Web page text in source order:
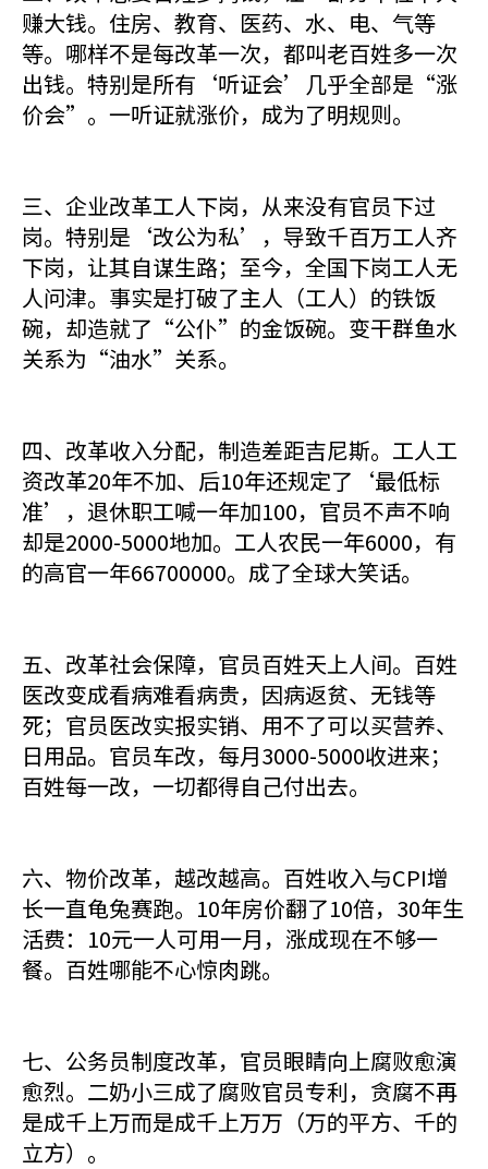
赚大钱。住房、教育、医药、水、电、气等
等。哪样不是每改革一次，都叫老百姓多一次
出钱。特别是所有‘听证会’几乎全部是“涨
价会”。一听证就涨价，成为了明规则。
三、企业改革工人下岗，从来没有官员下过
岗。特别是‘改公为私’，导致千百万工人齐
下岗，让其自谋生路；至今，全国下岗工人无
人问津。事实是打破了主人（工人）的铁饭
碗，却造就了“公仆”的金饭碗。变干群鱼水
关系为“油水”关系。
四、改革收入分配，制造差距吉尼斯。工人工
资改革20年不加、后10年还规定了‘最低标
准’，退休职工喊一年加100，官员不声不响
却是2000-5000地加。工人农民一年6000，有
的高官一年66700000。成了全球大笑话。
五、改革社会保障，官员百姓天上人间。百姓
医改变成看病难看病贵，因病返贫、无钱等
死；官员医改实报实销、用不了可以买营养、
日用品。官员车改，每月3000-5000收进来；
百姓每一改，一切都得自己付出去。
六、物价改革，越改越高。百姓收入与CPI增
长一直龟兔赛跑。10年房价翻了10倍，30年生
活费：10元一人可用一月，涨成现在不够一
餐。百姓哪能不心惊肉跳。
七、公务员制度改革，官员眼睛向上腐败愈演
愈烈。二奶小三成了腐败官员专利，贪腐不再
是成千上万而是成千上万万（万的平方、千的
立方）。